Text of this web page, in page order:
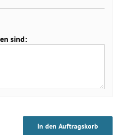
sind:
In den Auftragskorb